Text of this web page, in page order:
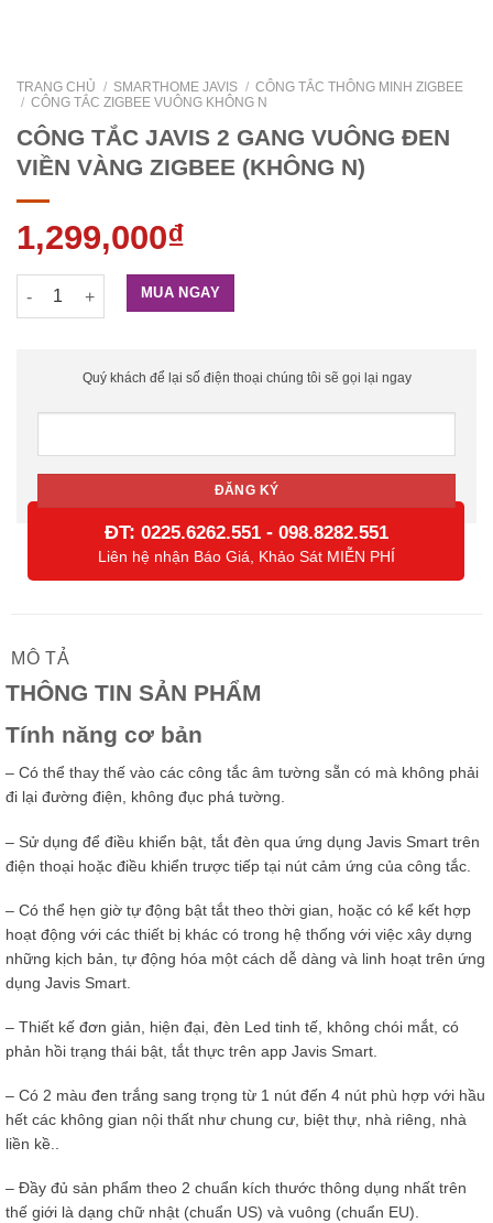
TRANG CHỦ / SMARTHOME JAVIS / CÔNG TẮC THÔNG MINH ZIGBEE
/ CÔNG TẮC ZIGBEE VUÔNG KHÔNG N
CÔNG TẮC JAVIS 2 GANG VUÔNG ĐEN
VIỀN VÀNG ZIGBEE (KHÔNG N)
1,299,000₫
CÔNG TẮC JAVIS 2 GANG VUÔNG ĐEN VIỀN VÀNG ZIGBEE
MUA NGAY
Quý khách để lại số điện thoại chúng tôi sẽ gọi lại ngay
ĐT: 0225.6262.551 - 098.8282.551
Liên hệ nhận Báo Giá, Khảo Sát MIỄN PHÍ
MÔ TẢ
THÔNG TIN SẢN PHẨM
Tính năng cơ bản
– Có thể thay thế vào các công tắc âm tường sẵn có mà không phải
đi lại đường điện, không đục phá tường.
– Sử dụng để điều khiển bật, tắt đèn qua ứng dụng Javis Smart trên
điện thoại hoặc điều khiển trược tiếp tại nút cảm ứng của công tắc.
– Có thể hẹn giờ tự động bật tắt theo thời gian, hoặc có kể kết hợp
hoạt động với các thiết bị khác có trong hệ thống với việc xây dựng
những kịch bản, tự động hóa một cách dễ dàng và linh hoạt trên ứng
dụng Javis Smart.
– Thiết kế đơn giản, hiện đại, đèn Led tinh tế, không chói mắt, có
phản hồi trạng thái bật, tắt thực trên app Javis Smart.
– Có 2 màu đen trắng sang trọng từ 1 nút đến 4 nút phù hợp với hầu
hết các không gian nội thất như chung cư, biệt thự, nhà riêng, nhà
liền kề..
– Đầy đủ sản phẩm theo 2 chuẩn kích thước thông dụng nhất trên
thế giới là dạng chữ nhật (chuẩn US) và vuông (chuẩn EU).